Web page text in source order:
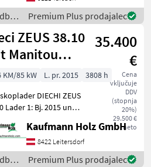
Maßstäbe im
Radladers
/
Premium Plus prodajalec
ZEUS 38.10
Manitou
35.400
€
Cena
vključuje
DDV
(stopnja
20%)
29.500 €
neto
KM/85 kW L. pr. 2015
3808 h
DIECHI ZEUS
2: Bj. 2016 und lt.
2.923 Stunden 10
Hubhöhe 3, 8 Tonnen
Kaufmann Holz GmbH
8422 Leitersdorf
Premium Plus prodajalec